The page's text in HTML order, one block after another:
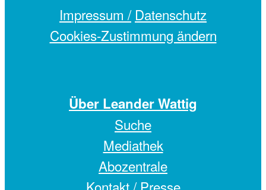
Impressum / Datenschutz
Cookies-Zustimmung ändern
Über Leander Wattig
Suche
Mediathek
Abozentrale